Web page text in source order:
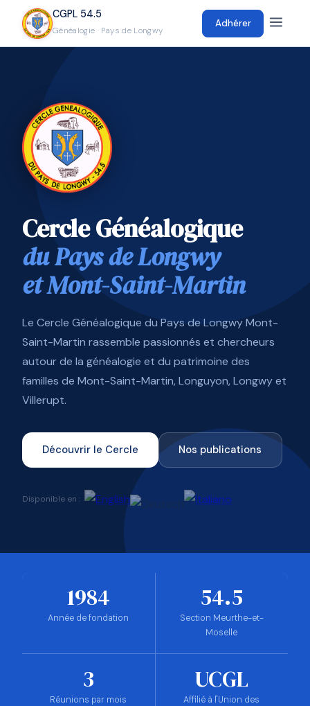
CGPL 54.5
Généalogie · Pays de Longwy
Adhérer
Cercle Généalogique
du Pays de Longwy
et Mont-Saint-Martin
Le Cercle Généalogique du Pays de Longwy Mont-
Saint-Martin rassemble passionnés et chercheurs
autour de la généalogie et du patrimoine des
familles de Mont-Saint-Martin, Longuyon, Longwy et
Villerupt.
Découvrir le Cercle Nos publications
Disponible en :
1984
Année de fondation
54.5
Section Meurthe-et-
Moselle
3
Réunions par mois
UCGL
Affilié à l'Union des